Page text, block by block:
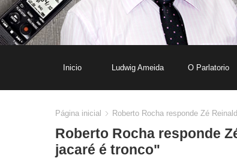
Inicio Ludwig Ameida O Parlatorio
Página inicial Roberto Rocha responde Zé
Roberto Rocha responde
jacaré é tronco"